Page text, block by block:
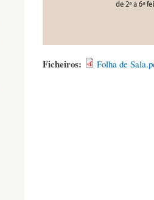
Ficheiros: Folha de